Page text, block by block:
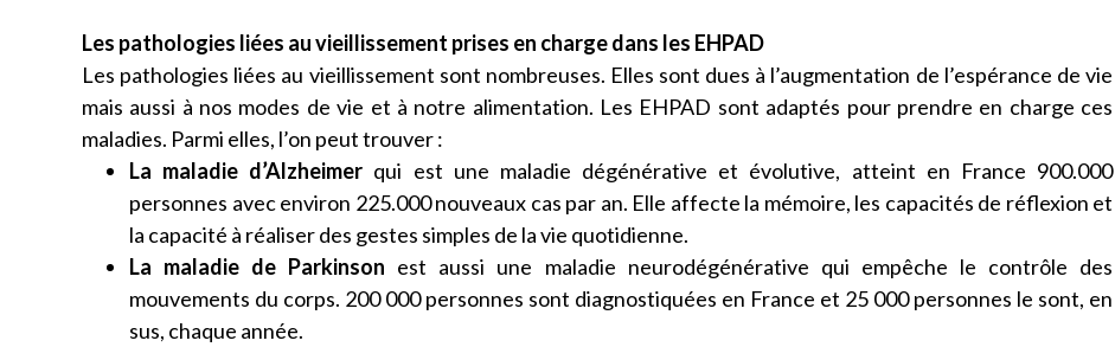
Les pathologies liées au vieillissement prises en charge dans les EHPAD
Les pathologies liées au vieillissement sont nombreuses. Elles sont dues à l’augmentation de l’espérance de vie
mais aussi à nos modes de vie et à notre alimentation. Les EHPAD sont adaptés pour prendre en charge ces
maladies. Parmi elles, l’on peut trouver :
La maladie d’Alzheimer qui est une maladie dégénérative et évolutive, atteint en France 900.000
personnes avec environ 225.000 nouveaux cas par an. Elle affecte la mémoire, les capacités de réflexion et
la capacité à réaliser des gestes simples de la vie quotidienne.
La maladie de Parkinson est aussi une maladie neurodégénérative qui empêche le contrôle des
mouvements du corps. 200 000 personnes sont diagnostiquées en France et 25 000 personnes le sont, en
sus, chaque année.